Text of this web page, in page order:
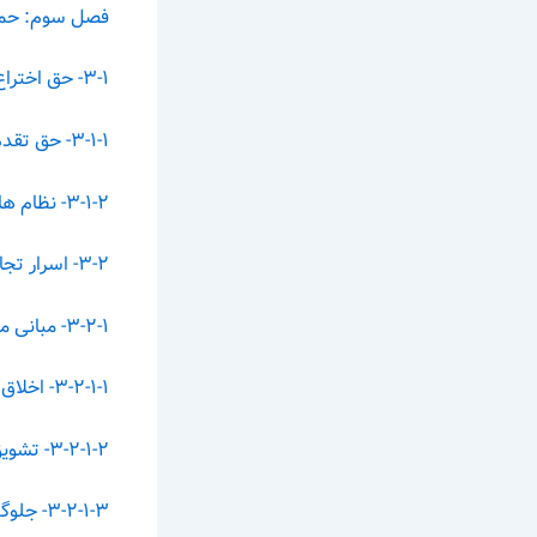
فصل سوم:
۳-۱- حق اختراع. ۴۰
۳-۱-۱- حق تقدم در ثبت اختراع. ۴۶
۳-۱-۲- نظام های ثبت اختراع. ۴۶
۳-۲- اسرار تجاری.. ۴۷
۳-۲-۱- مبانی موجهه حمایت از اسرار تجاری.. ۴۹
۳-۲-۱-۱- اخلاق تجاری.. ۴۹
۳-۲-۱-۲- تشویق نوآوری.. ۵۰
۳-۲-۱-۳- جلوگیری از رقابت غیرمنصفانه. ۵۰